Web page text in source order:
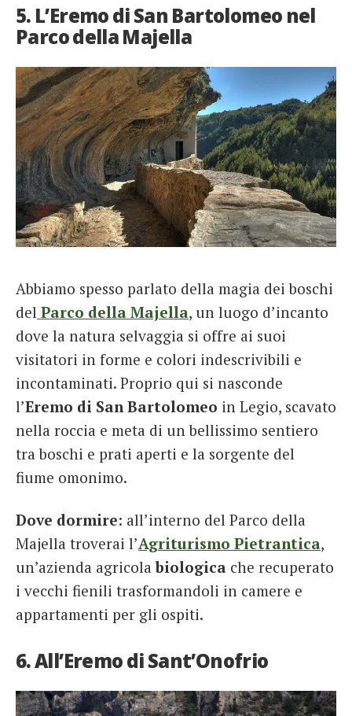
5. L’Eremo di San Bartolomeo nel
Parco della Majella
Abbiamo spesso parlato della magia dei boschi
del Parco della Majella, un luogo d’incanto
dove la natura selvaggia si offre ai suoi
visitatori in forme e colori indescrivibili e
incontaminati. Proprio qui si nasconde
l’Eremo di San Bartolomeo in Legio, scavato
nella roccia e meta di un bellissimo sentiero
tra boschi e prati aperti e la sorgente del
fiume omonimo.
Dove dormire: all’interno del Parco della
Majella troverai l’Agriturismo Pietrantica,
un’azienda agricolabiologica che recuperato
i vecchi fienili trasformandoli in camere e
appartamenti per gli ospiti.
6. All’Eremo di Sant’Onofrio